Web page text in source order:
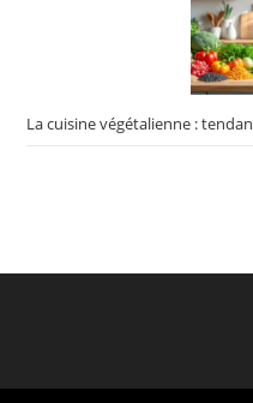
La cuisine végétalienne :